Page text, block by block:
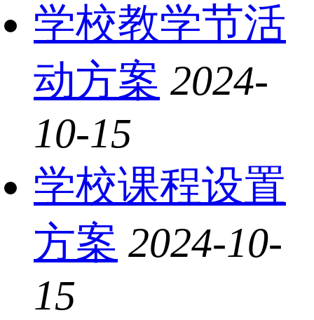
学校教学节活
动方案 2024-
10-15
学校课程设置
方案 2024-10-
15